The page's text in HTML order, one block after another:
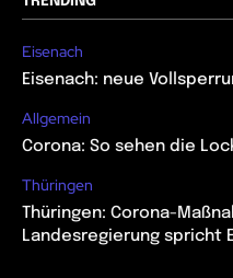
Eisenach
Eisenach: neue
Allgemein
Corona: So sehen die
Thüringen
Thüringen: Corona-
Landesregierung spricht